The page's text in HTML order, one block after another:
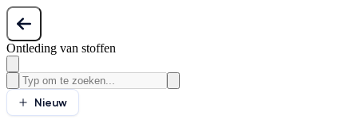
Ontleding van stoffen
Nieuw